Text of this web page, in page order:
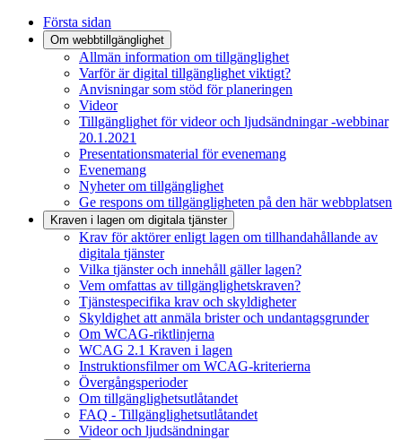
Första sidan
Om webbtillgänglighet
Allmän information om tillgänglighet
Varför är digital tillgänglighet viktigt?
Anvisningar som stöd för planeringen
Videor
Tillgänglighet för videor och ljudsändningar -webbinar
20.1.2021
Presentationsmaterial för evenemang
Evenemang
Nyheter om tillgänglighet
Ge respons om tillgängligheten på den här webbplatsen
Kraven i lagen om digitala tjänster
Krav för aktörer enligt lagen om tillhandahållande av
digitala tjänster
Vilka tjänster och innehåll gäller lagen?
Vem omfattas av tillgänglighetskraven?
Tjänstespecifika krav och skyldigheter
Skyldighet att anmäla brister och undantagsgrunder
Om WCAG-riktlinjerna
WCAG 2.1 Kraven i lagen
Instruktionsfilmer om WCAG-kriterierna
Övergångsperioder
Om tillgänglighetsutlåtandet
FAQ - Tillgänglighetsutlåtandet
Videor och ljudsändningar